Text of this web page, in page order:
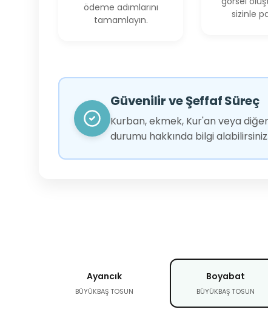
ödeme adımlarını
tamamlayın.
sizinle
Güvenilir ve Şeffaf Süreç
Kurban, ekmek, Kur'an veya
durumu hakkında bilgi alabilirsiniz.
Ayancık
BÜYÜKBAŞ TOSUN
Boyabat
BÜYÜKBAŞ TOSUN